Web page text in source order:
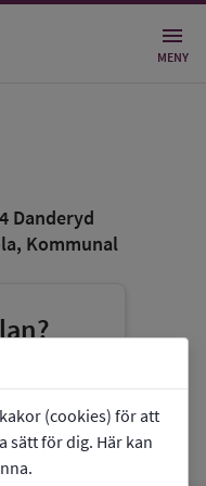
(cookies) för att
sätt för dig. Här kan
MENY
Danderyd
, Kommunal